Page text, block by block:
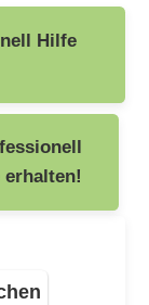
Hilfe
erhalten!